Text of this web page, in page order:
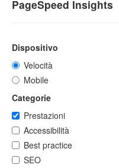
PageSpeed Insights
Dispositivo
Velocità
Mobile
Categorie
Prestazioni
Accessibilità
Best practice
SEO